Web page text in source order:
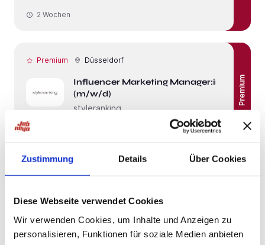
Zustimmung Details Über Cookies
Diese Webseite verwendet Cookies
Wir verwenden Cookies, um Inhalte und Anzeigen zu
personalisieren, Funktionen für soziale Medien anbieten
2 Wochen
Premium Düsseldorf
Influencer Marketing Manager:in
(m/w/d)
styleranking
Premium
Premium Schnelle Bewerbung Frechen
Koch / Köchin (m/w/d)
St.-Katharinen-Hospital GmbH